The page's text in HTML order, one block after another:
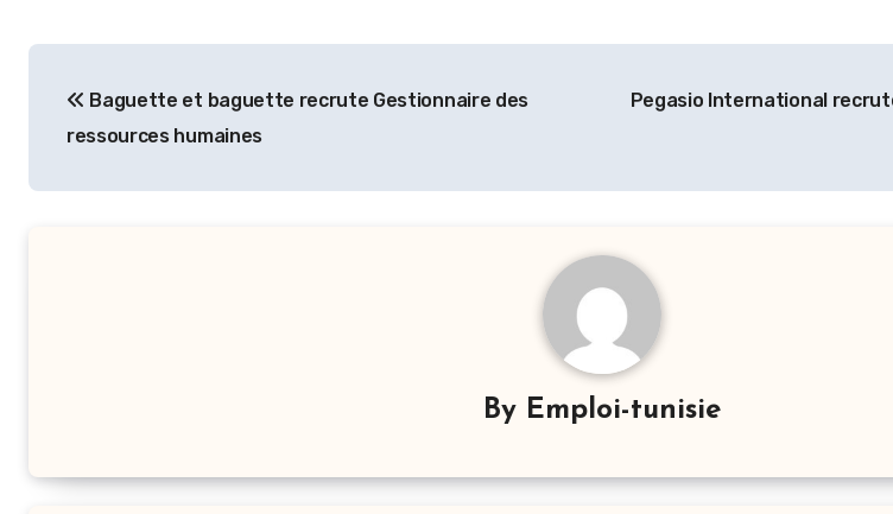
de
Baguette et baguette recrute Gestionnaire des
ressources humaines
Pegasio International
By Emploi-tunisie